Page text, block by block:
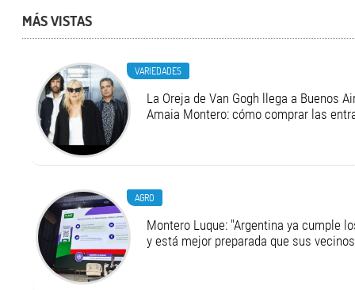
MÁS VISTAS
VARIEDADES
La Oreja de Van Gogh llega a Buenos
Amaia Montero: cómo comprar las
AGRO
Montero Luque: "Argentina ya cumple
y está mejor preparada que sus